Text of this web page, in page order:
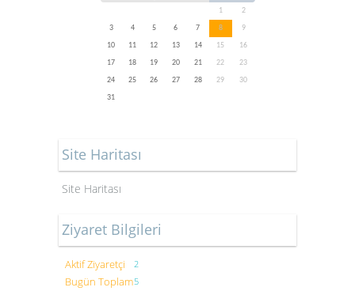
1
2
3
4 5 6 7 8
9
10
11 12 13 14 15
16
17
18 19 20 21 22
23
24
25 26 27 28 29
30
31
Site Haritası
Site Haritası
Ziyaret Bilgileri
Aktif Ziyaretçi 2
Bugün Toplam5